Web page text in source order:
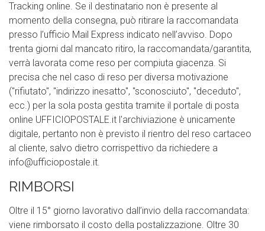
Tracking online. Se il destinatario non è presente al
momento della consegna, può ritirare la raccomandata
presso l’ufficio Mail Express indicato nell’avviso. Dopo
trenta giorni dal mancato ritiro, la raccomandata/garantita,
verrà lavorata come reso per compiuta giacenza. Si
precisa che nel caso di reso per diversa motivazione
("rifiutato", "indirizzo inesatto", "sconosciuto", "deceduto",
ecc.) per la sola posta gestita tramite il portale di posta
online UFFICIOPOSTALE.it l'archiviazione è unicamente
digitale, pertanto non è previsto il rientro del reso cartaceo
al cliente, salvo dietro corrispettivo da richiedere a
info@ufficiopostale.it.
RIMBORSI
Oltre il 15° giorno lavorativo dall’invio della raccomandata:
viene rimborsato il costo della postalizzazione. Oltre 30